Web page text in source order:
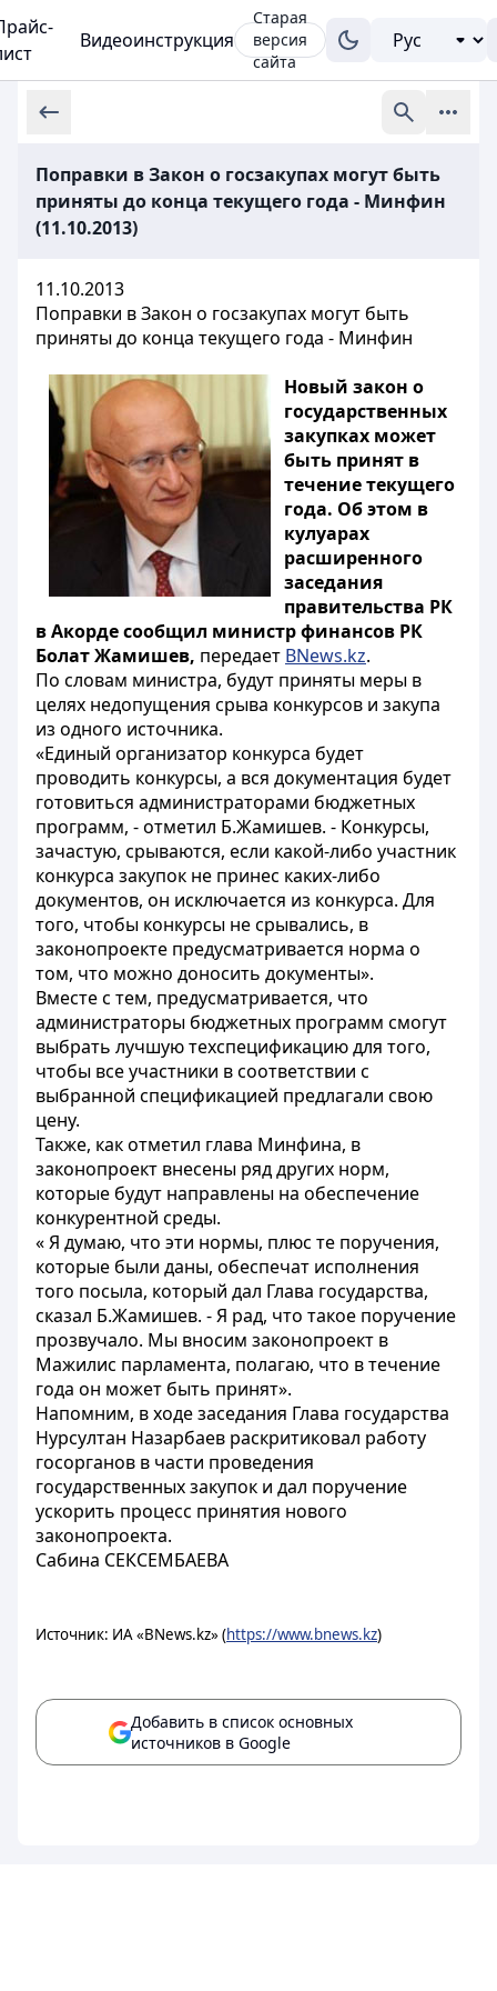
Видеоинструкция
Старая
версия
сайта
Поправки в Закон о госзакупах могут быть
приняты до конца текущего года - Минфин
(11.10.2013)
11.10.2013
Поправки в Закон о госзакупах могут быть
приняты до конца текущего года - Минфин
Новый закон о
государственных
закупках может
быть принят в
течение текущего
года. Об этом в
кулуарах
расширенного
заседания
правительства РК
в Акорде сообщил министр финансов РК
Болат Жамишев, передает BNews.kz.
По словам министра, будут приняты меры в
целях недопущения срыва конкурсов и закупа
из одного источника.
«Единый организатор конкурса будет
проводить конкурсы, а вся документация будет
готовиться администраторами бюджетных
программ, - отметил Б.Жамишев. - Конкурсы,
зачастую, срываются, если какой-либо участник
конкурса закупок не принес каких-либо
документов, он исключается из конкурса. Для
того, чтобы конкурсы не срывались, в
законопроекте предусматривается норма о
том, что можно доносить документы».
Вместе с тем, предусматривается, что
администраторы бюджетных программ смогут
выбрать лучшую техспецификацию для того,
чтобы все участники в соответствии с
выбранной спецификацией предлагали свою
цену.
Также, как отметил глава Минфина, в
законопроект внесены ряд других норм,
которые будут направлены на обеспечение
конкурентной среды.
« Я думаю, что эти нормы, плюс те поручения,
которые были даны, обеспечат исполнения
того посыла, который дал Глава государства,
сказал Б.Жамишев. - Я рад, что такое поручение
прозвучало. Мы вносим законопроект в
Мажилис парламента, полагаю, что в течение
года он может быть принят».
Напомним, в ходе заседания Глава государства
Нурсултан Назарбаев раскритиковал работу
госорганов в части проведения
государственных закупок и дал поручение
ускорить процесс принятия нового
законопроекта.
Сабина СЕКСЕМБАЕВА
Источник: ИА «BNews.kz» (https://www.bnews.kz)
Добавить в список основных
источников в Google